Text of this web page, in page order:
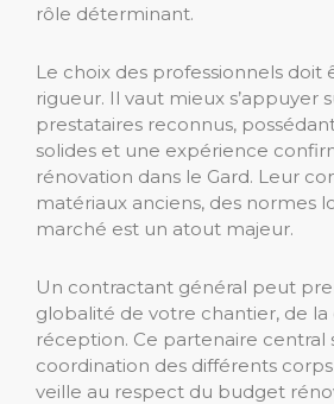
rôle déterminant.
Le choix des professionnels doit
rigueur. Il vaut mieux s’appuyer
prestataires reconnus,
solides et une expérience
rénovation dans le Gard. Leur
matériaux anciens, des normes
marché est un atout majeur.
Un contractant général peut
globalité de votre chantier, de
réception. Ce partenaire central
coordination des différents
veille au respect du budget